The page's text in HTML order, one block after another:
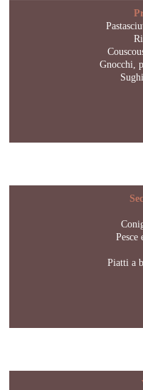
Gnocchi,
Piatti a